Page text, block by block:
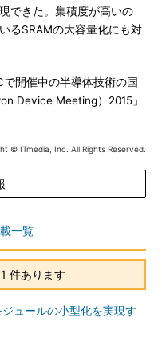
できた。集積度が高いの
るSRAMの大容量化にも対
開催中の半導体技術の国
Device Meeting）2015」
© ITmedia, Inc. All Rights Reserved.
一覧
件あります
ュールの小型化を実現す